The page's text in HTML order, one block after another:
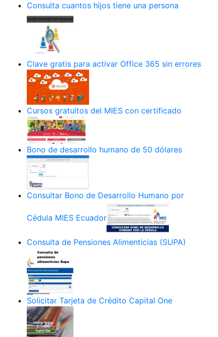
Consulta cuantos hijos tiene una persona
Clave gratis para activar Office 365 sin errores
Cursos gratuitos del MIES con certificado
Bono de desarrollo humano de 50 dólares
Consultar Bono de Desarrollo Humano por
Cédula MIES Ecuador
Consulta de Pensiones Alimenticias (SUPA)
Solicitar Tarjeta de Crédito Capital One